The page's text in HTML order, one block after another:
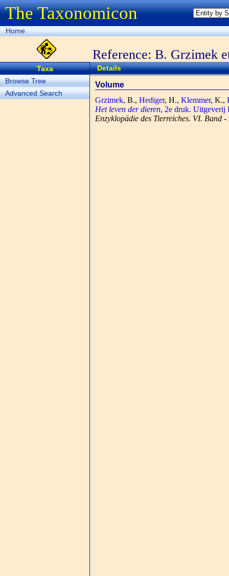
The Taxonomicon
Home
Reference: B. Grzimek
Taxa
Browse Tree
Advanced Search
Details
Volume
Grzimek, B., Hediger, H., Klemmer, K.,
Het leven der dieren, 2e druk. Uitgeverij
Enzyklopädie des Tierreiches. VI. Band